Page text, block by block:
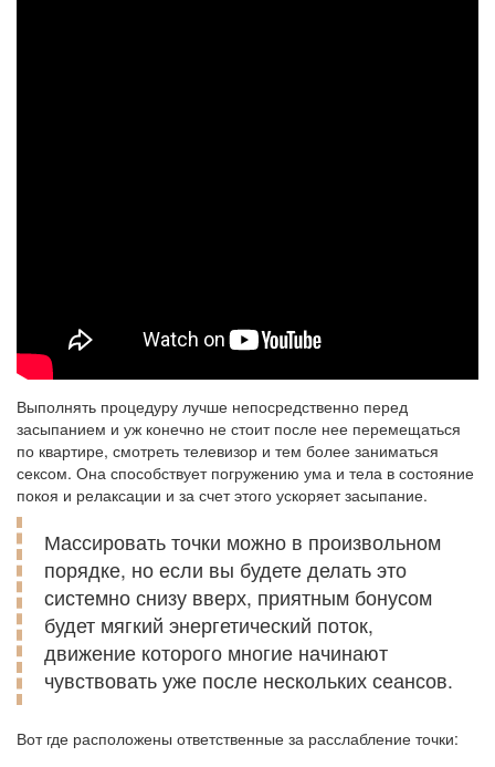
Выполнять процедуру лучше непосредственно перед
засыпанием и уж конечно не стоит после нее перемещаться
по квартире, смотреть телевизор и тем более заниматься
сексом. Она способствует погружению ума и тела в состояние
покоя и релаксации и за счет этого ускоряет засыпание.
Массировать точки можно в произвольном
порядке, но если вы будете делать это
системно снизу вверх, приятным бонусом
будет мягкий энергетический поток,
движение которого многие начинают
чувствовать уже после нескольких сеансов.
Вот где расположены ответственные за расслабление точки: